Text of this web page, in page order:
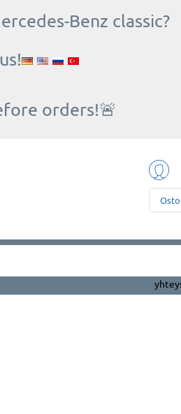
Benz classic?
orders!🚨